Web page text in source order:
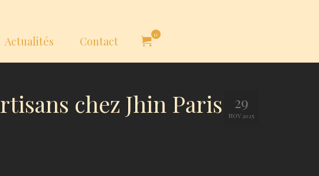
Actualités Contact 0
29
NOV 2025
chez Jhin Paris